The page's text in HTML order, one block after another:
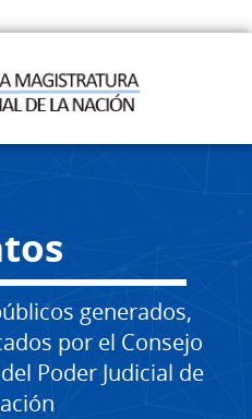
generados,
por el Consejo
Poder Judicial de